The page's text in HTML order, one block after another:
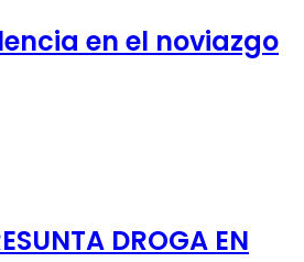
en el noviazgo
DROGA EN